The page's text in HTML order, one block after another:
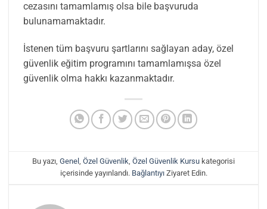
cezasını tamamlamış olsa bile başvuruda
bulunamamaktadır.
İstenen tüm başvuru şartlarını sağlayan aday, özel
güvenlik eğitim programını tamamlamışsa özel
güvenlik olma hakkı kazanmaktadır.
Bu yazı, Genel , Özel Güvenlik, Özel Güvenlik Kursu kategorisi
içerisinde yayınlandı. BağlantıyıZiyaret Edin.